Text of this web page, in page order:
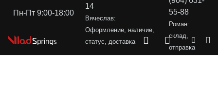
Пн-Пт 9:00-18:00
14
Вячеслав:
Оформление, наличие,
статус, доставка
55-88
Роман:
склад,
отправка